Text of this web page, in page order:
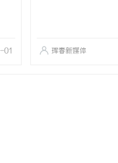
01 珲春新媒体